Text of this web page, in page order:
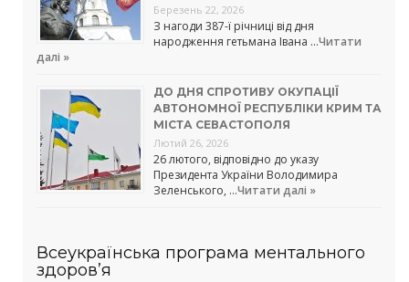
Березень 22, 2026
З нагоди 387-ї річниці від дня
народження гетьмана Івана …Читати
далі »
ДО ДНЯ СПРОТИВУ ОКУПАЦІЇ
АВТОНОМНОЇ РЕСПУБЛІКИ КРИМ ТА
МІСТА СЕВАСТОПОЛЯ
Лютий 26, 2026
26 лютого, відповідно до указу
Президента України Володимира
Зеленського, …Читати далі »
Всеукраїнська програма ментального
здоров’я